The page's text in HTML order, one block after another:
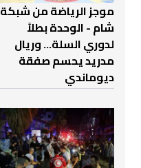
موجز الرياضة من شبكة
شام - الوحدة بطلاً
لدوري السلة... وريال
مدريد يحسم صفقة
ديوماندي